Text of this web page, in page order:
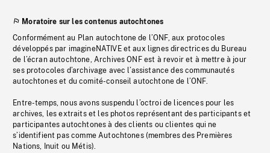
Moratoire sur les contenus autochtones
Conformément au Plan autochtone de l’ONF, aux protocoles
développés par imagineNATIVE et aux lignes directrices du Bureau
de l’écran autochtone, Archives ONF est à revoir et à mettre à jour
ses protocoles d’archivage avec l’assistance des communautés
autochtones et du comité-conseil autochtone de l’ONF.
Entre-temps, nous avons suspendu l’octroi de licences pour les
archives, les extraits et les photos représentant des participants et
participantes autochtones à des clients ou clientes qui ne
s’identifient pas comme Autochtones (membres des Premières
Nations, Inuit ou Métis).